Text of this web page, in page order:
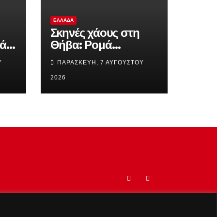
η
ΕΛΛΆΔΑ
Σκηνές χάους στη
Θήβα: Ρομά
εμβόλισε
σταθμευμένο ΙΧ ενός
αλλοδαπού (βίντεο)
ΠΑΡΑΣΚΕΥΉ, 7 ΑΥΓΟΎΣΤΟΥ
2026